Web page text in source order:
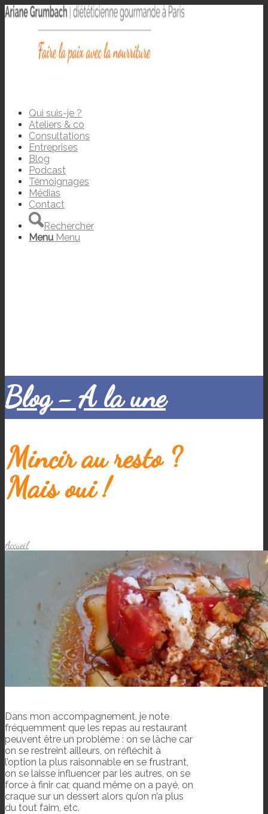
Qui suis-je ?
Ateliers & co
Consultations
Entreprises
Blog
Podcast
Témoignages
Médias
Contact
Rechercher
Menu Menu
Blog - A la une
Mincir au resto ?
Mais oui !
Accueil
Dans mon accompagnement, je note
fréquemment que les repas au restaurant
peuvent être un problème : on se lâche car
on se restreint ailleurs, on réfléchit à
l’option la plus raisonnable en se frustrant,
on se laisse influencer par les autres, on se
force à finir car, quand même on a payé, on
craque sur un dessert alors qu’on n’a plus
du tout faim, etc.